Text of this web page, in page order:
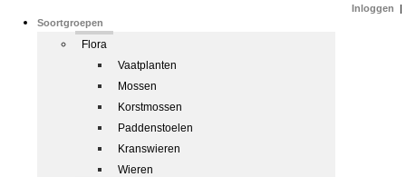
Soortgroepen
Flora
Vaatplanten
Mossen
Korstmossen
Paddenstoelen
Kranswieren
Wieren
Inloggen |